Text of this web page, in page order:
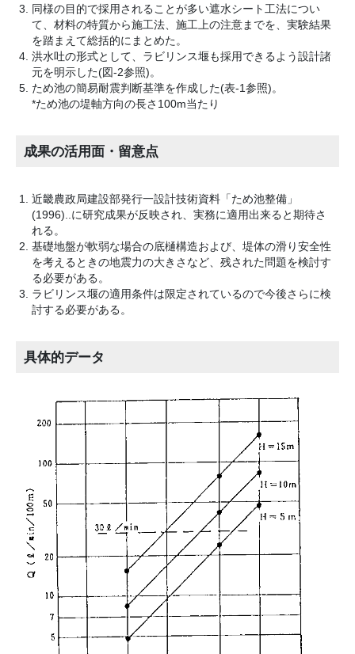
同様の目的で採用されることが多い遮水シート工法につい
て、材料の特質から施工法、施工上の注意までを、実験結果
を踏まえて総括的にまとめた。
洪水吐の形式として、ラビリンス堰も採用できるよう設計諸
元を明示した(図-2参照)。
ため池の簡易耐震判断基準を作成した(表-1参照)。
*ため池の堤軸方向の長さ100m当たり
成果の活用面・留意点
近畿農政局建設部発行一設計技術資料「ため池整備」
(1996)..に研究成果が反映され、実務に適用出来ると期待さ
れる。
基礎地盤が軟弱な場合の底樋構造および、堤体の滑り安全性
を考えるときの地震力の大きさなど、残された問題を検討す
る必要がある。
ラビリンス堰の適用条件は限定されているので今後さらに検
討する必要がある。
具体的データ